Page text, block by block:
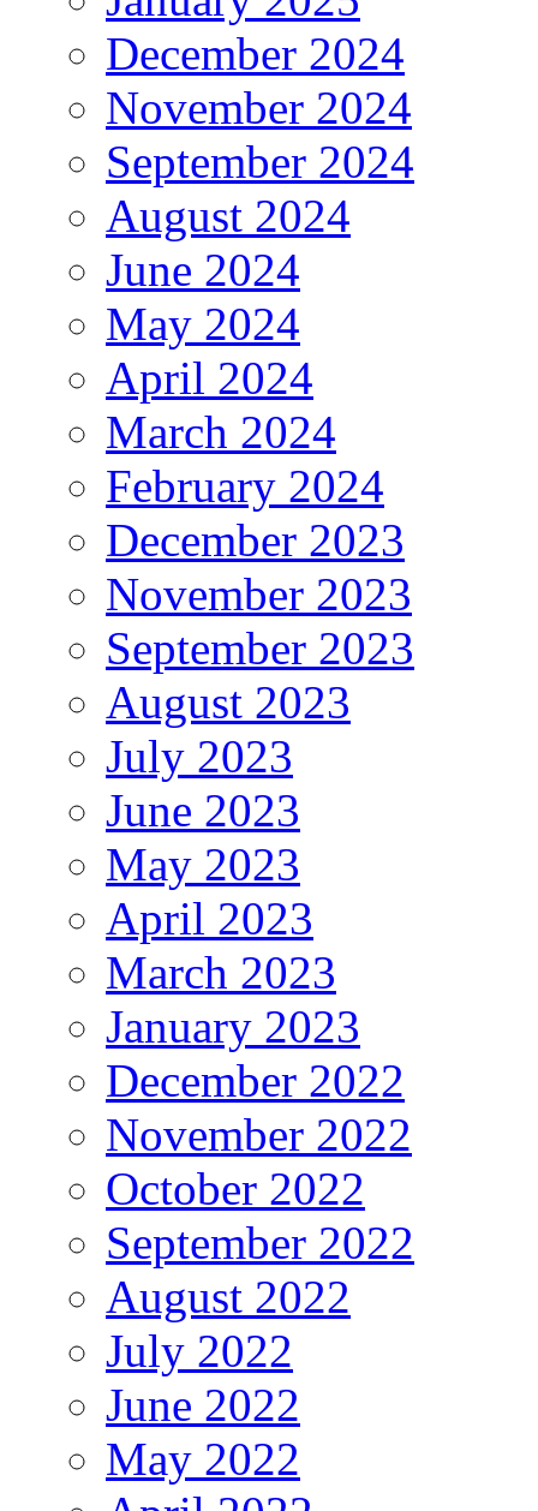
December 2024
November 2024
September 2024
August 2024
June 2024
May 2024
April 2024
March 2024
February 2024
December 2023
November 2023
September 2023
August 2023
July 2023
June 2023
May 2023
April 2023
March 2023
January 2023
December 2022
November 2022
October 2022
September 2022
August 2022
July 2022
June 2022
May 2022